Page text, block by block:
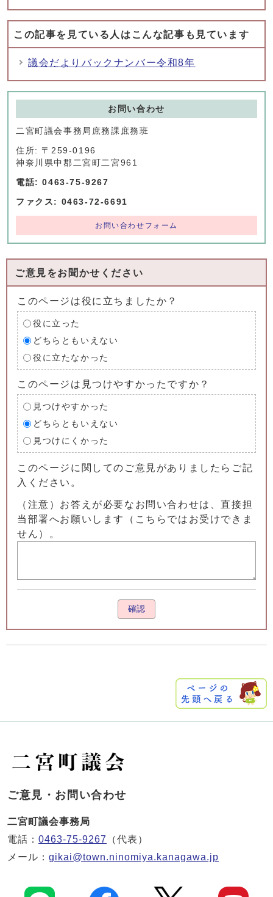
この記事を見ている人はこんな記事も見ています
議会だよりバックナンバー令和8年
お問い合わせ
二宮町議会事務局庶務課庶務班
住所: 〒259-0196
神奈川県中郡二宮町二宮961
電話: 0463-75-9267
ファクス: 0463-72-6691
お問い合わせフォーム
ご意見をお聞かせください
このページは役に立ちましたか？
役に立った
どちらともいえない
役に立たなかった
このページは見つけやすかったですか？
見つけやすかった
どちらともいえない
見つけにくかった
このページに関してのご意見がありましたらご記
入ください。
（注意）お答えが必要なお問い合わせは、直接担
当部署へお願いします（こちらではお受けできま
せん）。
確認
ご意見・お問い合わせ
二宮町議会事務局
電話： 0463-75-9267
（代表）
メール： gikai@town.ninomiya.kanagawa.jp